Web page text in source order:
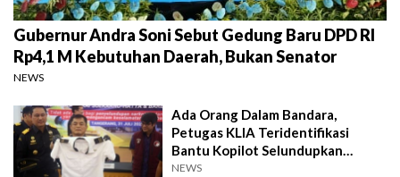
Gubernur Andra Soni Sebut Gedung Baru DPD RI
Rp4,1 M Kebutuhan Daerah, Bukan Senator
NEWS
Ada Orang Dalam Bandara,
Petugas KLIA Teridentifikasi
Bantu Kopilot Selundupkan
Ekstasi ke Indonesia
NEWS